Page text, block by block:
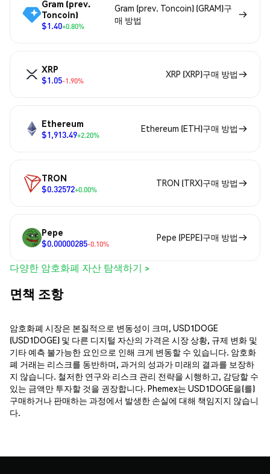
Gram (prev.
Toncoin)
$1.40+0.80%
Gram (prev. Toncoin) (GRAM)구
매 방법
XRP
$1.05-1.90%
XRP (XRP)구매 방법
Ethereum
$1,913.49+2.20%
Ethereum (ETH)구매 방법
TRON
$0.32572+0.00%
TRON (TRX)구매 방법
Pepe
$0.00000285-0.10%
Pepe (PEPE)구매 방법
다양한 암호화폐 자산 탐색하기 >
면책 조항
암호화폐 시장은 본질적으로 변동성이 크며, USD1DOGE
(USD1DOGE) 및 다른 디지털 자산의 가격은 시장 상황, 규제 변화 및
기타 예측 불가능한 요인으로 인해 크게 변동할 수 있습니다. 암호화
폐 거래는 리스크를 동반하며, 과거의 성과가 미래의 결과를 보장하
지 않습니다. 철저한 연구와 리스크 관리 전략을 시행하고, 감당할 수
있는 금액만 투자할 것을 권장합니다. Phemex는 USD1DOGE을(를)
구매하거나 판매하는 과정에서 발생한 손실에 대해 책임지지 않습니
다.